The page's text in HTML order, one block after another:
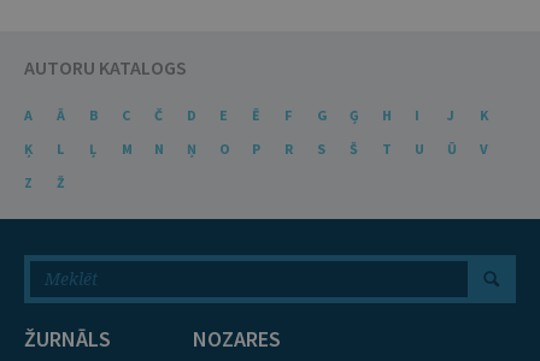
AUTORU KATALOGS
A Ā B C Č D E Ē F G Ģ H I J
K
Ķ
L Ļ M N Ņ O P R S Š T U Ū
V
Z
Ž
ŽURNĀLS NOZARES